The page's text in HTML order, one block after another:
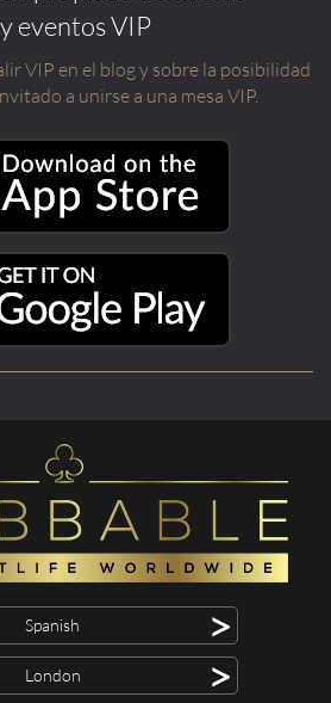
eventos VIP
VIP en el blog y sobre la posibilidad
a unirse a una mesa VIP.
Spanish >
London >